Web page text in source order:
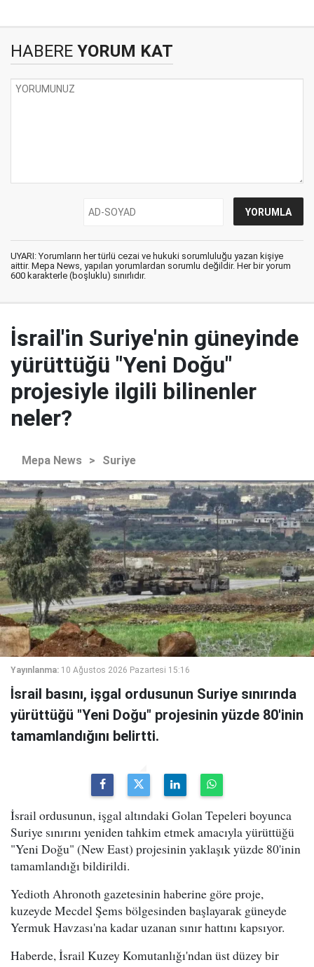
HABERE YORUM KAT
UYARI: Yorumların her türlü cezai ve hukuki sorumluluğu yazan kişiye
aittir. Mepa News, yapılan yorumlardan sorumlu değildir. Her bir yorum
600 karakterle (boşluklu) sınırlıdır.
İsrail'in Suriye'nin güneyinde
yürüttüğü "Yeni Doğu"
projesiyle ilgili bilinenler
neler?
Mepa News > Suriye
Yayınlanma: 10 Ağustos 2026 Pazartesi 15:16
İsrail basını, işgal ordusunun Suriye sınırında
yürüttüğü "Yeni Doğu" projesinin yüzde 80'inin
tamamlandığını belirtti.
İsrail ordusunun, işgal altındaki Golan Tepeleri boyunca
Suriye sınırını yeniden tahkim etmek amacıyla yürüttüğü
"Yeni Doğu" (New East) projesinin yaklaşık yüzde 80'inin
tamamlandığı bildirildi.
Yedioth Ahronoth gazetesinin haberine göre proje,
kuzeyde Mecdel Şems bölgesinden başlayarak güneyde
Yermuk Havzası'na kadar uzanan sınır hattını kapsıyor.
Haberde, İsrail Kuzey Komutanlığı'ndan üst düzey bir